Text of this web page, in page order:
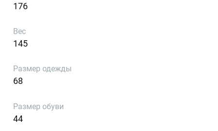
176
Вес
145
Размер одежды
68
Размер обуви
44